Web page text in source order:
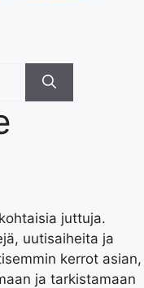
juttuja.
uutisaiheita ja
kerrot asian,
ja tarkistamaan